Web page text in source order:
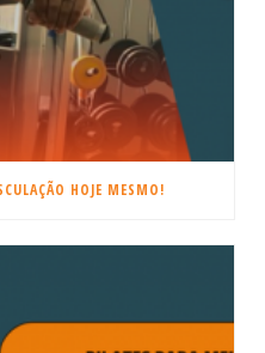
HOJE MESMO!